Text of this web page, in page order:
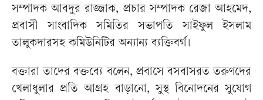
সম্পাদক আবদুর রাজ্জাক, প্রচার সম্পাদক রেজা আহমেদ,
প্রবাসী সাংবাদিক সমিতির সভাপতি সাইফুল ইসলাম
তালুকদারসহ কমিউনিটির অন্যান্য ব্যক্তিবর্গ।
বক্তারা তাদের বক্তব্যে বলেন, প্রবাসে বসবাসরত তরুণদের
খেলাধুলার প্রতি আগ্রহ বাড়ানো, সুস্থ বিনোদনের সুযোগ